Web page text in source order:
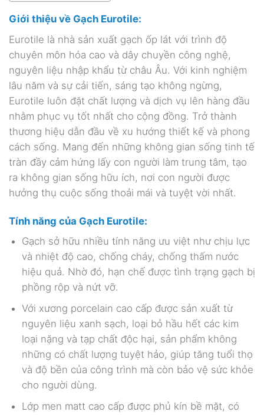
Giới thiệu về Gạch Eurotile:
Eurotile là nhà sản xuất gạch ốp lát với trình độ
chuyên môn hóa cao và dây chuyền công nghệ,
nguyên liệu nhập khẩu từ châu Âu. Với kinh nghiệm
lâu năm và sự cải tiến, sáng tạo không ngừng,
Eurotile luôn đặt chất lượng và dịch vụ lên hàng đầu
nhằm phục vụ tốt nhất cho cộng đồng. Trở thành
thương hiệu dẫn đầu về xu hướng thiết kế và phong
cách sống. Mang đến những không gian sống tinh tế
tràn đầy cảm hứng lấy con người làm trung tâm, tạo
ra không gian sống hữu ích, nơi con người được
hưởng thụ cuộc sống thoải mái và tuyệt vời nhất.
Tính năng của Gạch Eurotile:
Gạch sở hữu nhiều tính năng ưu việt như chịu lực
và nhiệt độ cao, chống cháy, chống thấm nước
hiệu quả. Nhờ đó, hạn chế được tình trạng gạch bị
phồng rộp và nứt vỡ.
Với xương porcelain cao cấp được sản xuất từ
nguyên liệu xanh sạch, loại bỏ hầu hết các kim
loại nặng và tạp chất độc hại, sản phẩm không
những có chất lượng tuyệt hảo, giúp tăng tuổi thọ
và độ bền của công trình mà còn bảo vệ sức khỏe
cho người dùng.
Lớp men matt cao cấp được phủ kín bề mặt, có